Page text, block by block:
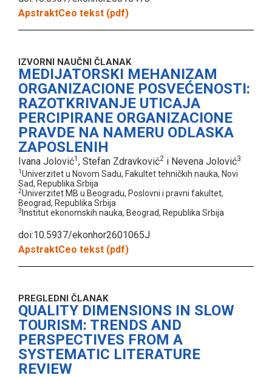
ApstraktCeo tekst (pdf)
IZVORNI NAUČNI ČLANAK
MEDIJATORSKI MEHANIZAM
ORGANIZACIONE POSVEĆENOSTI:
RAZOTKRIVANJE UTICAJA
PERCIPIRANE ORGANIZACIONE
PRAVDE NA NAMERU ODLASKA
ZAPOSLENIH
Ivana Jolović1 , Stefan Zdravković2 i Nevena Jolović3
1Univerzitet u Novom Sadu, Fakultet tehničkih nauka, Novi
Sad, Republika Srbija
2Univerzitet MB u Beogradu, Poslovni i pravni fakultet,
Beograd, Republika Srbija
3 Institut ekonomskih nauka, Beograd, Republika Srbija
doi:10.5937/ekonhor2601065J
ApstraktCeo tekst (pdf)
PREGLEDNI ČLANAK
QUALITY DIMENSIONS IN SLOW
TOURISM: TRENDS AND
PERSPECTIVES FROM A
SYSTEMATIC LITERATURE
REVIEW